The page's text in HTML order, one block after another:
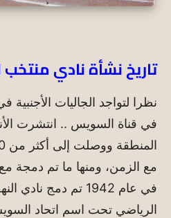
تاريخ نشأة نادي
نظرا لتواجد الجاليات
في قناة السويس .. انتشرت
مع الزمن، ومنها ما تم دمجة
في عام 1942 تم دمج
الرياضي تحت اسم اتحاد